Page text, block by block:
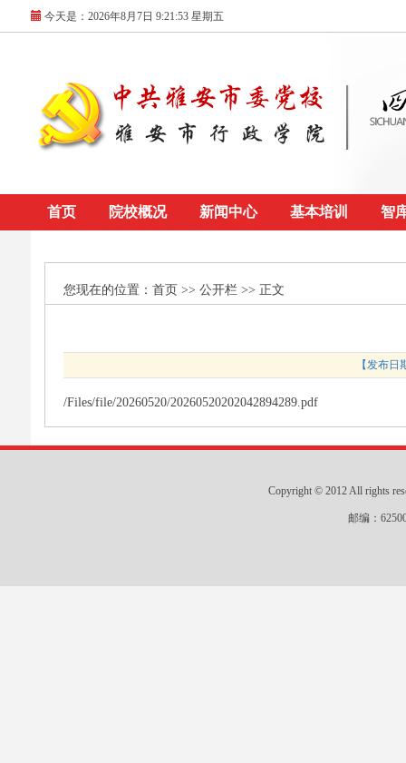
今天是： 2026年8月7日 9:21:53 星期五
首页 院校概况 新闻中心 基本培训 智
您现在的位置： 首页 >> 公开栏 >> 正文
【发布日
/Files/file/20260520/20260520202042894289.pdf
Copyright © 2012 All rights
邮编：